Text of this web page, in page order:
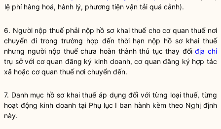
lệ phí hàng hoá, hành lý, phương tiện vận tải quá cảnh).
6. Người nộp thuếphải nộp hồ sơ khaithuếcho cơ quanthuếnơi
chuyển đi trong trường hợp đến thời hạn nộp hồ sơ khai thuế
nhưng người nộp thuếchưa hoàn thành thủ tục thay đổiđịa chỉ
trụ sở với cơ quan đăng ký kinh doanh, cơ quan đăng ký hợp tác
xã hoặc cơ quan thuếnơi chuyển đến.
7. Danh mục hồ sơ khai thuế áp dụng đối với từng loại thuế, từng
hoạt động kinh doanh tại Phụ lục I ban hành kèm theo Nghị định
này.